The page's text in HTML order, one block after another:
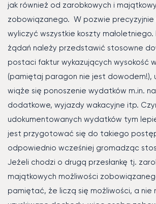
jak również od zarobkowych i
zobowiązanego. W pozwie precyzyjnie
wyliczyć wszystkie koszty
żądań należy przedstawić stosowne
postaci faktur wykazujących wysokość
(pamiętaj paragon nie jest dowodem!),
wiąże się ponoszenie wydatków m.in.
dodatkowe, wyjazdy wakacyjne itp.
udokumentowanych wydatków tym
jest przygotować się do takiego
odpowiednio wcześniej gromadząc
Jeżeli chodzi o drugą przesłankę tj.
majątkowych możliwości
pamiętać, że liczą się możliwości, a nie